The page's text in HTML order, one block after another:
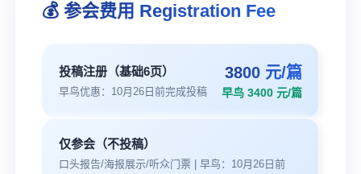
💰 参会费用 Registration Fee
投稿注册（基础6页）
早鸟优惠：10月26日前完成投稿
3800 元/篇
早鸟 3400 元/篇
仅参会（不投稿）
口头报告/海报展示/听众门票 | 早鸟：10月26日前